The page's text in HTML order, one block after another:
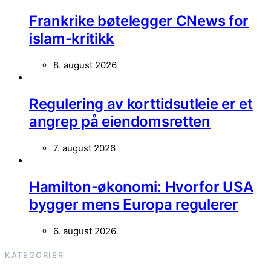
Frankrike bøtelegger CNews for
islam-kritikk
8. august 2026
Regulering av korttidsutleie er et
angrep på eiendomsretten
7. august 2026
Hamilton-økonomi: Hvorfor USA
bygger mens Europa regulerer
6. august 2026
KATEGORIER